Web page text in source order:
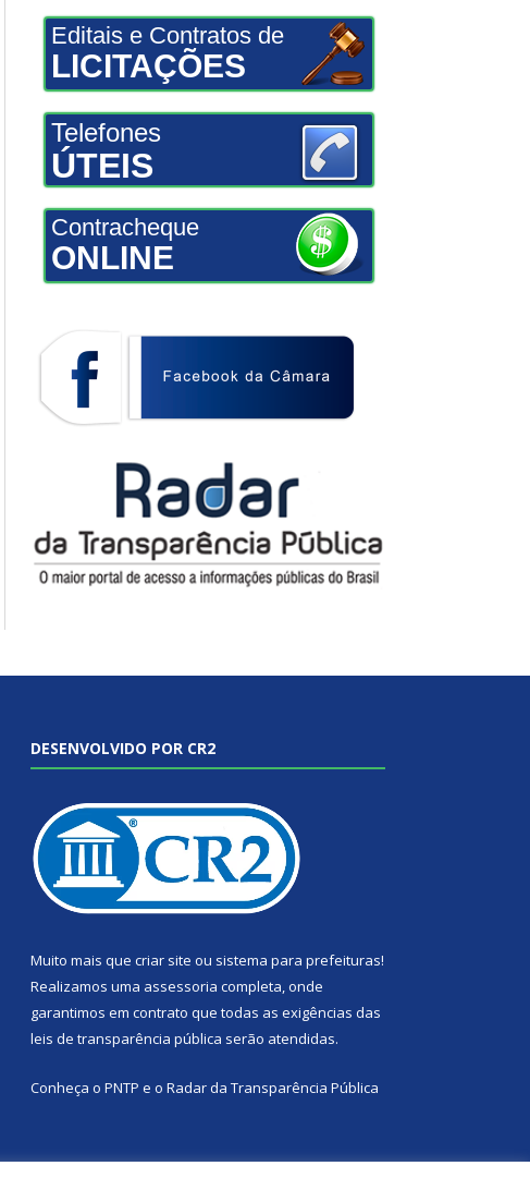
Editais e Contratos de
LICITAÇÕES
Telefones
ÚTEIS
Contracheque
ONLINE
DESENVOLVIDO POR CR2
Muito mais que criar site ou sistema para prefeituras!
Realizamos uma assessoria completa, onde
garantimos em contrato que todas as exigências das
leis de transparência pública serão atendidas.
Conheça o PNTP e o Radar da Transparência Pública